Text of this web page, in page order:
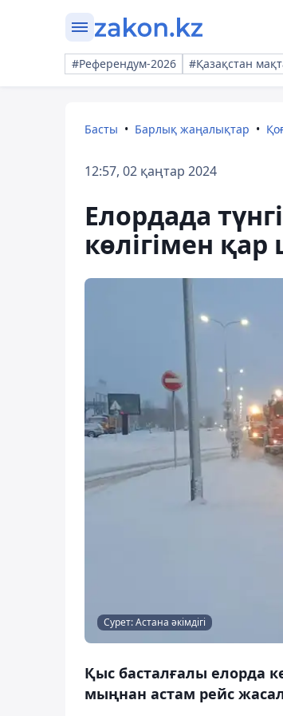
#Референдум-2026 #Қазақстан
Басты Барлық жаңалықтар
12:57, 02 қаңтар 2024
Елордада
көлігімен
Сурет: Астана әкімдігі
Қыс басталғалы елорда
мыңнан астам рейс